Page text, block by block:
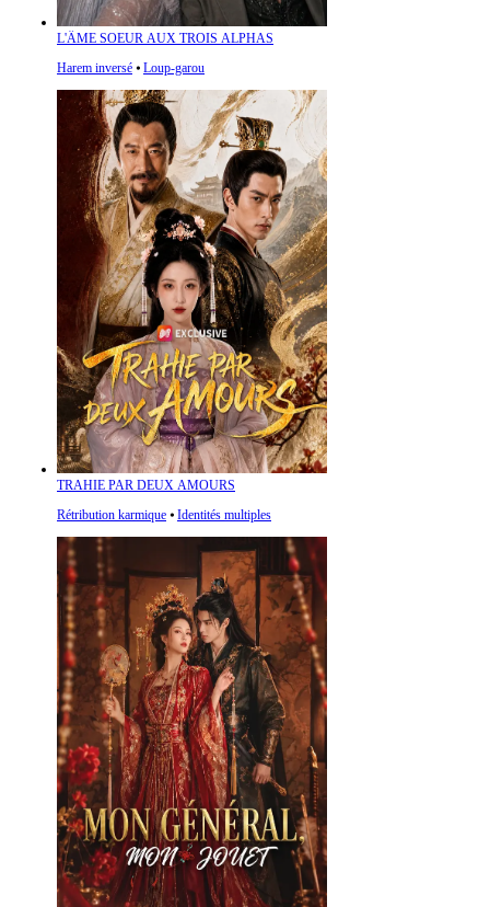
L'ÂME SOEUR AUX TROIS ALPHAS
Harem inversé ⦁ Loup-garou
TRAHIE PAR DEUX AMOURS
Rétribution karmique ⦁ Identités multiples